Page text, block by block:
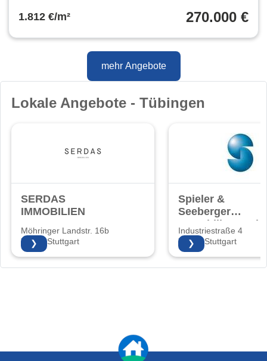
1.812 €/m² 270.000 €
mehr Angebote
Lokale Angebote - Tübingen
SERDAS
IMMOBILIEN
Möhringer Landstr. 16b
70563 Stuttgart
❯
Spieler &
Seeberger
Immobilien
Industriestraße 4
70565 Stuttgart
❯